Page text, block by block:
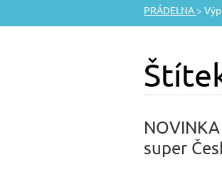
PRÁDELNA >
super